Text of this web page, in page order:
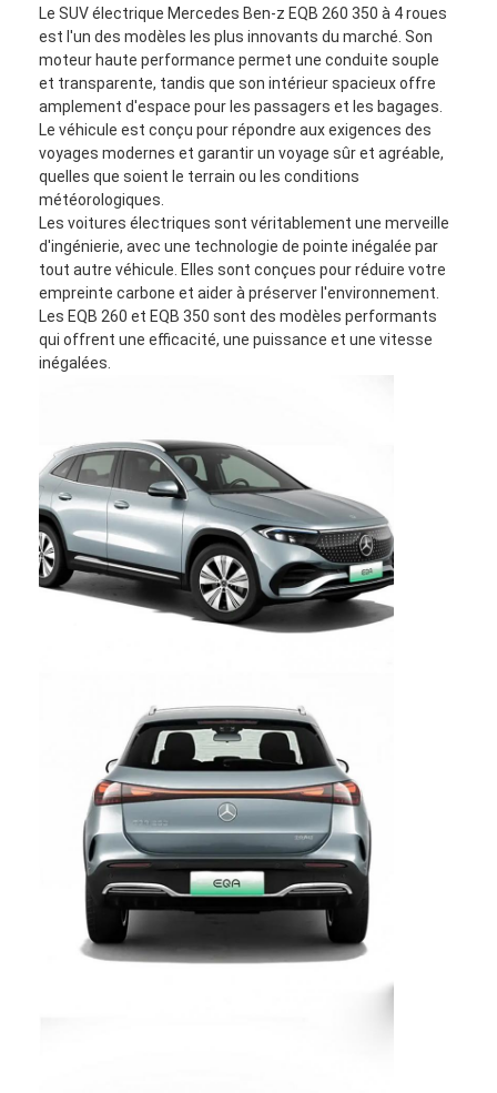
Le SUV électrique Mercedes Ben-z EQB 260 350 à 4 roues
est l'un des modèles les plus innovants du marché. Son
moteur haute performance permet une conduite souple
et transparente, tandis que son intérieur spacieux offre
amplement d'espace pour les passagers et les bagages.
Le véhicule est conçu pour répondre aux exigences des
voyages modernes et garantir un voyage sûr et agréable,
quelles que soient le terrain ou les conditions
météorologiques.
Les voitures électriques sont véritablement une merveille
d'ingénierie, avec une technologie de pointe inégalée par
tout autre véhicule. Elles sont conçues pour réduire votre
empreinte carbone et aider à préserver l'environnement.
Les EQB 260 et EQB 350 sont des modèles performants
qui offrent une efficacité, une puissance et une vitesse
inégalées.